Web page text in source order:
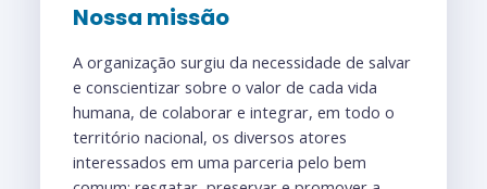
Nossa missão
A organização surgiu da necessidade de salvar
e conscientizar sobre o valor de cada vida
humana, de colaborar e integrar, em todo o
território nacional, os diversos atores
interessados em uma parceria pelo bem